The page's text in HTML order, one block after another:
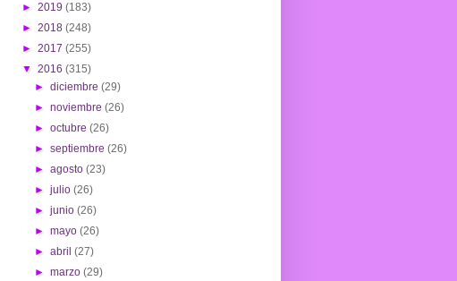
► 2019 (183)
► 2018 (248)
► 2017 (255)
▼ 2016 (315)
►diciembre(29)
►noviembre(26)
►octubre(26)
►septiembre(26)
►agosto(23)
►julio(26)
►junio(26)
►mayo(26)
►abril(27)
►marzo(29)